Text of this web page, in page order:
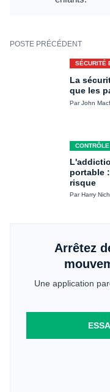
POSTE PRÉCÉDENT
SÉCURITÉ
La
que les
Par John
portable
risque
Par Harry
Arrêtez
Une application